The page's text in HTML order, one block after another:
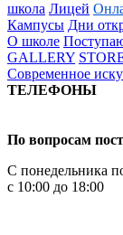
школа Лицей
Кампусы Дни
О школе
GALLERY
Современное
ТЕЛЕФОНЫ
По вопросам
С понедельника
с 10:00 до 18:00